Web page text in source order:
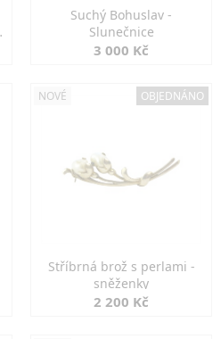
Suchý Bohuslav -
Slunečnice
3 000 Kč
NOVÉ OBJEDNÁNO
Stříbrná brož s perlami -
sněženky
2 200 Kč